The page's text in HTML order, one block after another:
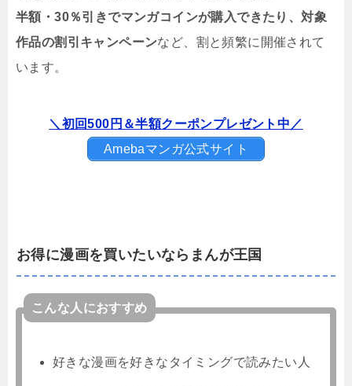
半額・30％引きでマンガコインが購入できたり、対象
作品の割引キャンペーンなど、割と頻繁に開催されて
います。
＼初回500円＆半額クーポンプレゼント中／
Amebaマンガ公式サイト
お得に漫画を買いたいならまんが王国
こんな人におすすめ
好きな漫画を好きなタイミングで読みたい人